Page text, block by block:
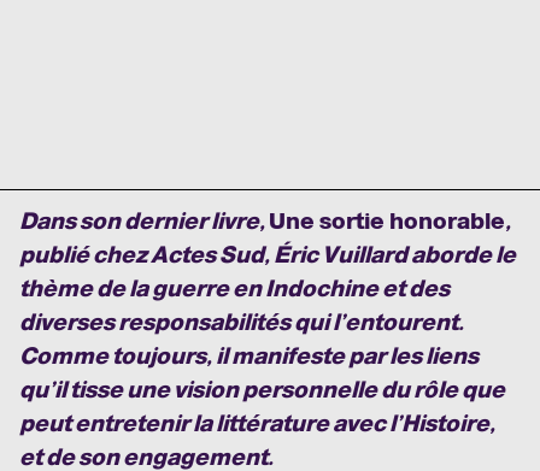
Dans son dernier livre,Une sortie honorable,
publié chez Actes Sud, Éric Vuillard aborde le
thème de la guerre en Indochine et des
diverses responsabilités qui l’entourent.
Comme toujours, il manifeste par les liens
qu’il tisse une vision personnelle du rôle que
peut entretenir la littérature avec l’Histoire,
et de son engagement.